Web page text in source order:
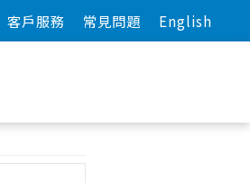
客戶服務 常見問題 English